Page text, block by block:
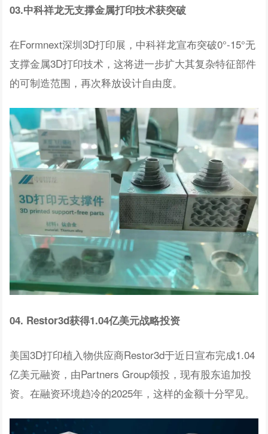
03.中科祥龙无支撑金属打印技术获突破
在Formnext深圳3D打印展，中科祥龙宣布突破0°-15°无
支撑金属3D打印技术，这将进一步扩大其复杂特征部件
的可制造范围，再次释放设计自由度。
04. Restor3d获得1.04亿美元战略投资
美国3D打印植入物供应商Restor3d于近日宣布完成1.04
亿美元融资，由Partners Group领投，现有股东追加投
资。在融资环境趋冷的2025年，这样的金额十分罕见。